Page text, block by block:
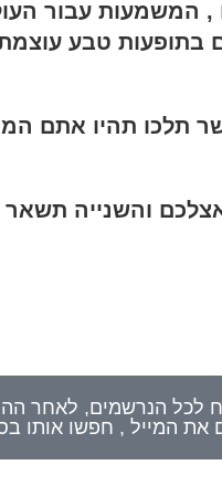
, המשמעות עבור
טבע
תלכו תהיו אתם
וגם בזום, הקלטה תישלח לכל